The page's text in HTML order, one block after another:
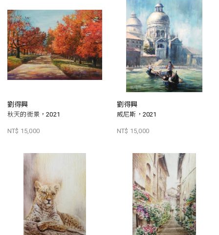
劉得興
秋天的街景，2021
NT$ 15,000
劉得興
威尼斯，2021
NT$ 15,000